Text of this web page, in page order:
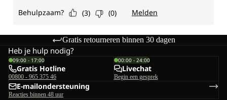
Gratis retourneren binnen 30 dagen
Heb je hulp nodig?
09:00 - 17:00
Gratis Hotline
00800 - 965 375 46
00:00 - 24:00
Livechat
Begin een gesprek
E-mailondersteuning
Reacties binnen 48 uur